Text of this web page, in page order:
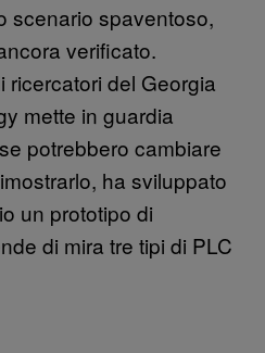
scenario spaventoso,
verificato.
ricercatori del Georgia
mette in guardia
potrebbero cambiare
ha sviluppato
un prototipo di
di mira tre tipi di PLC